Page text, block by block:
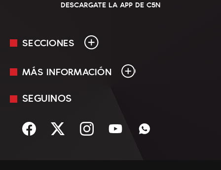
DESCARGATE LA APP DE C5N
SECCIONES
En Vivo
Sociedad
MÁS INFORMACIÓN
Mediakit
Términos y condiciones
SEGUINOS